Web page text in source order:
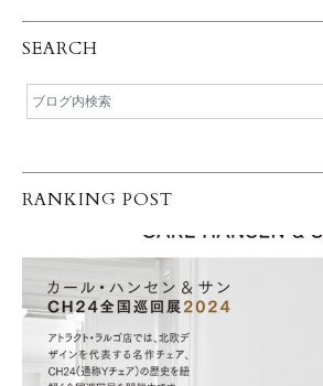
SEARCH
RANKING POST